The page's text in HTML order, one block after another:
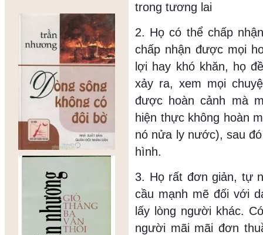
trong tương lai
2. Họ có thể chấp
chấp nhận được mọi
lợi hay khó khăn, họ
xảy ra, xem mọi
được hoàn cảnh mà
hiện thực không hoàn
nó nửa ly nước), sau
hình.
3. Họ rất đơn giản, tự
cầu mạnh mẽ đối với
lấy lòng người khác.
người mãi mãi đơn